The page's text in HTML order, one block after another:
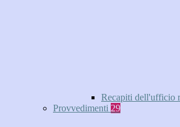
Recapiti dell'ufficio
Provvedimenti 29